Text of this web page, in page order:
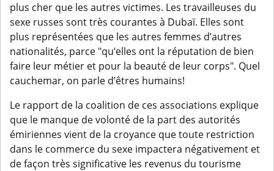
plus cher que les autres victimes. Les travailleuses du
sexe russes sont très courantes à Dubaï. Elles sont
plus représentées que les autres femmes d’autres
nationalités, parce "qu’elles ont la réputation de bien
faire leur métier et pour la beauté de leur corps". Quel
cauchemar, on parle d’êtres humains!
Le rapport de la coalition de ces associations explique
que le manque de volonté de la part des autorités
émiriennes vient de la croyance que toute restriction
dans le commerce du sexe impactera négativement et
de façon très significative les revenus du tourisme